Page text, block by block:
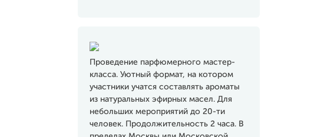
Проведение парфюмерного мастер-
класса. Уютный формат, на котором
участники учатся составлять ароматы
из натуральных эфирных масел. Для
небольших мероприятий до 20-ти
человек. Продолжительность 2 часа. В